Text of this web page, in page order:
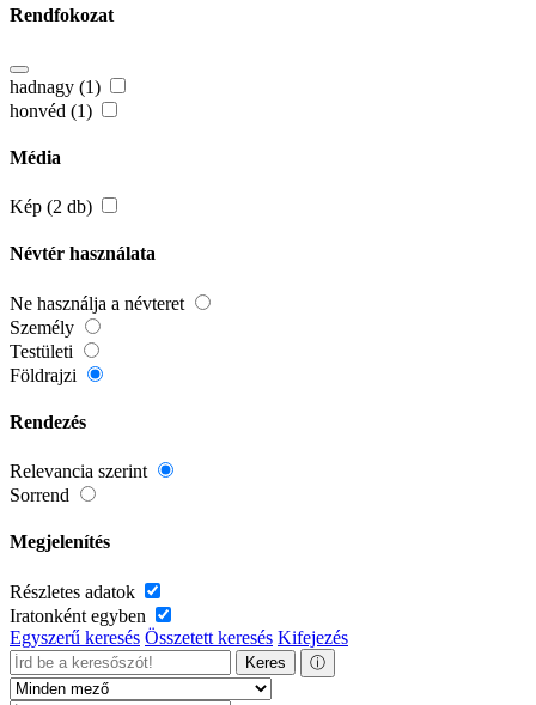
Rendfokozat
hadnagy (1)
honvéd (1)
Média
Kép (2 db)
Névtér használata
Ne használja a névteret
Személy
Testületi
Földrajzi
Rendezés
Relevancia szerint
Sorrend
Megjelenítés
Részletes adatok
Iratonként egyben
Egyszerű keresés Összetett keresés Kifejezés
Keres ⓘ